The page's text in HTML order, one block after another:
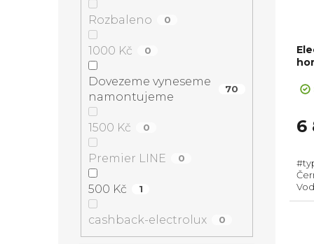
Rozbaleno 0
1000 Kč 0
Dovezeme vyneseme
namontujeme
70
1500 Kč 0
Premier LINE 0
500 Kč 1
cashback-electrolux 0
6